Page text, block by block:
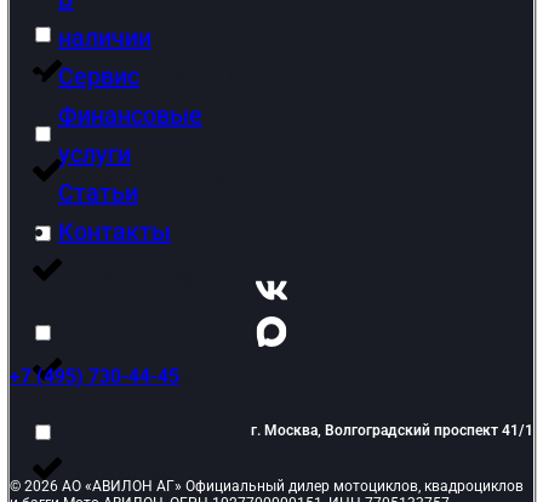
VOGE CU625
VOGE DS800X Rally
VOGE DS900X
VOGE R625 (0)
наличии
Сервис
Финансовые
услуги
Статьи
Контакты
+7 (495) 730-44-45
г. Москва, Волгоградский проспект 41/1
© 2026 АО «АВИЛОН АГ» Официальный дилер мотоциклов, квадроциклов